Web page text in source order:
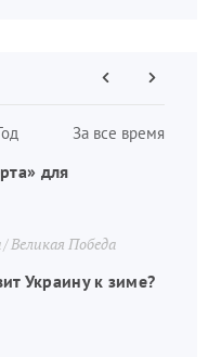
За все время
страниц
ПредыдущаяСледующая
для
Великая Победа
Украину к зиме?